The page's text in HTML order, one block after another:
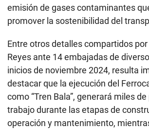
emisión de gases contaminantes
promover la sostenibilidad del
Entre otros detalles compartidos por
Reyes ante 14 embajadas de
inicios de noviembre 2024, resulta
destacar que la ejecución del
como “Tren Bala”, generará miles
trabajo durante las etapas de
operación y mantenimiento,